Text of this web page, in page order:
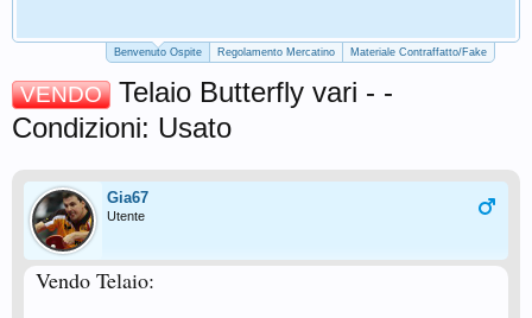
Benvenuto Ospite Regolamento Mercatino Materiale Contraffatto/Fake
VENDO
Telaio Butterfly vari - -
Condizioni: Usato
Gia67
Utente
Vendo Telaio: